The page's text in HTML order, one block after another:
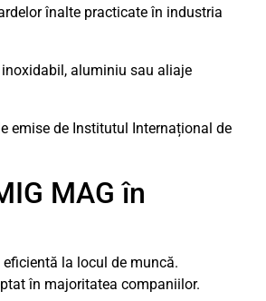
înalte practicate în industria
aluminiu sau aliaje
emise de Institutul Internațional de
MAG în
la locul de muncă.
în majoritatea companiilor.